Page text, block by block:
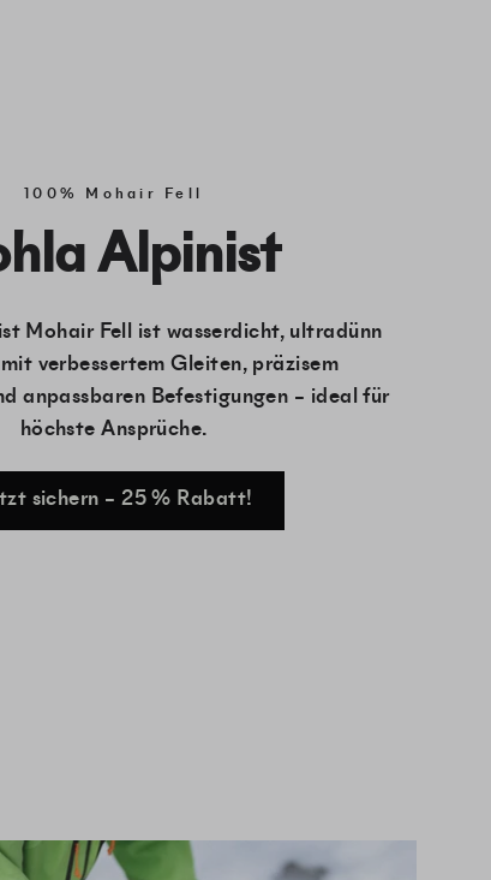
100% Mohair Fell
Alpinist
Mohair Fell ist wasserdicht, ultradünn
verbessertem Gleiten, präzisem
anpassbaren Befestigungen – ideal für
höchste Ansprüche.
sichern – 25 % Rabatt!